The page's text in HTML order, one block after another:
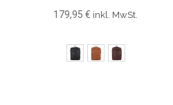
179,95 € inkl. MwSt.